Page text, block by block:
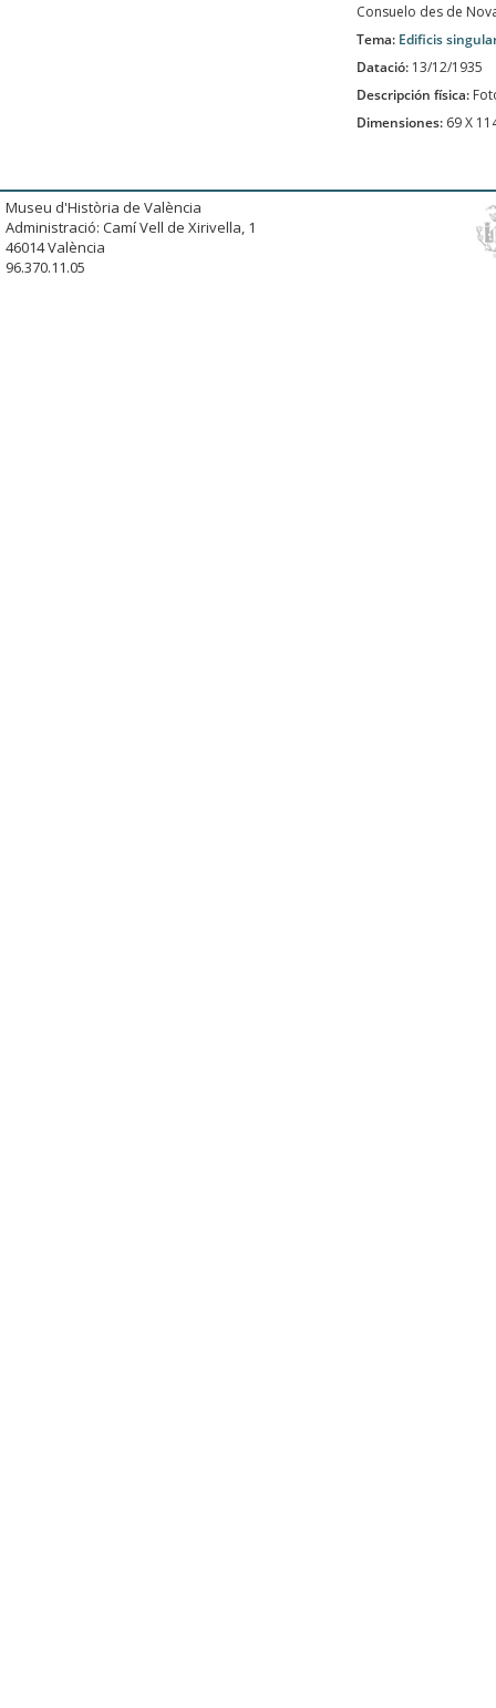
Consuelo des de
Tema: Edificis
Datació: 13/12/1935
Descripción física:
Dimensiones: 69 X
Museu d'Història de València
Administració: Camí Vell de Xirivella, 1
46014 València
96.370.11.05